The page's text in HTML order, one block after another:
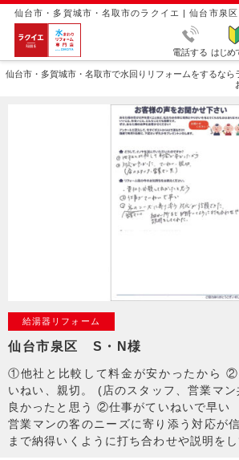
仙台市・多賀城市・名取市のラクイエ | 仙台市泉
電話する はじめ
仙台市・多賀城市・名取市で水回りリフォームをするなら
給湯器リフォーム
仙台市泉区 S・N様
①他社と比較して料金が安かったから ②
いねい、親切。 (店のスタッフ、営業マ
良かったと思う ②仕事がていねいで早い
営業マンの客のニーズに寄り添う対応が
まで納得いくように打ち合わせや説明をし